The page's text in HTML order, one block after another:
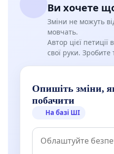
Ви хочете
Зміни не можуть
мовчать.
Автор цієї
свої руки. Зробите
Опишіть зміни,
побачити
На базі ШІ